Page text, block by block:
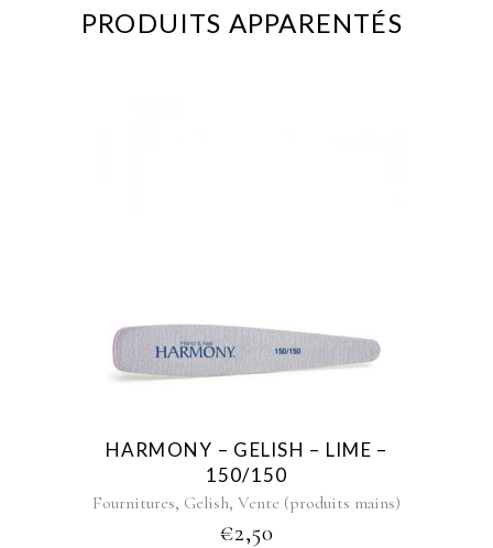
PRODUITS APPARENTÉS
HARMONY – GELISH – LIME –
150/150
Fournitures, Gelish, Vente (produits mains)
€2,50